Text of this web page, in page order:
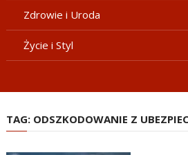
Zdrowie i Uroda
Życie i Styl
TAG: ODSZKODOWANIE Z